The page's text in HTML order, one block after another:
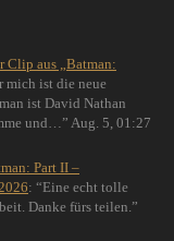
Clip aus „Batman:
mich ist die neue
ist David Nathan
und… ” Aug. 5, 01:27
Part II –
: “Eine echt tolle
Danke fürs teilen. ”